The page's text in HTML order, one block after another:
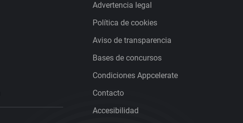
Advertencia legal
Política de cookies
Aviso de transparencia
Bases de concursos
Condiciones Appcelerate
Contacto
Accesibilidad